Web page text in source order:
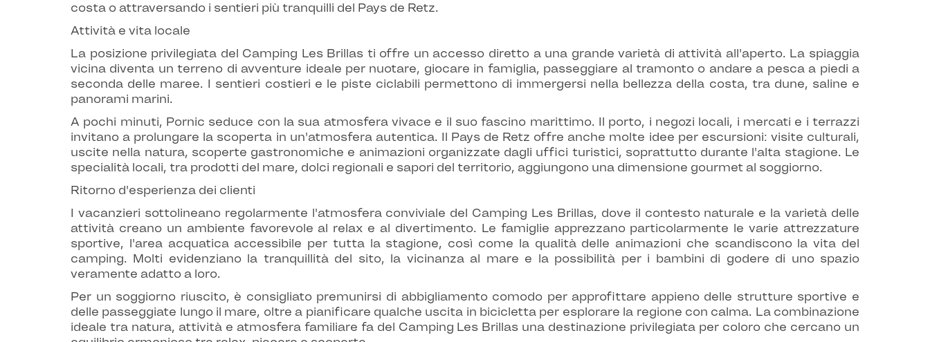
costa o attraversando i sentieri più tranquilli del Pays de Retz.
Attività e vita locale
La posizione privilegiata del Camping Les Brillas ti offre un accesso diretto a una grande varietà di attività all'aperto. La spiaggia
vicina diventa un terreno di avventure ideale per nuotare, giocare in famiglia, passeggiare al tramonto o andare a pesca a piedi a
seconda delle maree. I sentieri costieri e le piste ciclabili permettono di immergersi nella bellezza della costa, tra dune, saline e
panorami marini.
A pochi minuti, Pornic seduce con la sua atmosfera vivace e il suo fascino marittimo. Il porto, i negozi locali, i mercati e i terrazzi
invitano a prolungare la scoperta in un'atmosfera autentica. Il Pays de Retz offre anche molte idee per escursioni: visite culturali,
uscite nella natura, scoperte gastronomiche e animazioni organizzate dagli uffici turistici, soprattutto durante l'alta stagione. Le
specialità locali, tra prodotti del mare, dolci regionali e sapori del territorio, aggiungono una dimensione gourmet al soggiorno.
Ritorno d'esperienza dei clienti
I vacanzieri sottolineano regolarmente l'atmosfera conviviale del Camping Les Brillas, dove il contesto naturale e la varietà delle
attività creano un ambiente favorevole al relax e al divertimento. Le famiglie apprezzano particolarmente le varie attrezzature
sportive, l'area acquatica accessibile per tutta la stagione, così come la qualità delle animazioni che scandiscono la vita del
camping. Molti evidenziano la tranquillità del sito, la vicinanza al mare e la possibilità per i bambini di godere di uno spazio
veramente adatto a loro.
Per un soggiorno riuscito, è consigliato premunirsi di abbigliamento comodo per approfittare appieno delle strutture sportive e
delle passeggiate lungo il mare, oltre a pianificare qualche uscita in bicicletta per esplorare la regione con calma. La combinazione
ideale tra natura, attività e atmosfera familiare fa del Camping Les Brillas una destinazione privilegiata per coloro che cercano un